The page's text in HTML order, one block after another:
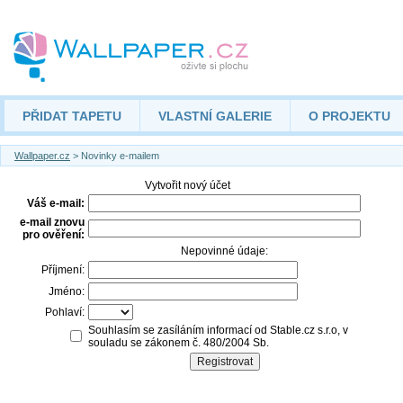
PŘIDAT TAPETU VLASTNÍ GALERIE O PROJEKTU
Wallpaper.cz > Novinky e-mailem